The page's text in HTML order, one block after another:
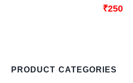
₹250
PRODUCT CATEGORIES